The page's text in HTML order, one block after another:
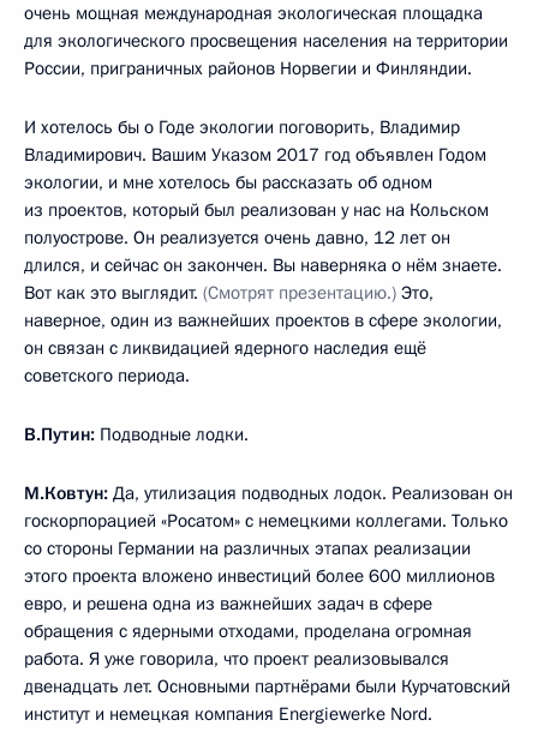
очень мощная международная экологическая площадка
для экологического просвещения населения на территории
России, приграничных районов Норвегии и Финляндии.
И хотелось бы о Годе экологии поговорить, Владимир
Владимирович. Вашим Указом 2017 год объявлен Годом
экологии, и мне хотелось бы рассказать об одном
из проектов, который был реализован у нас на Кольском
полуострове. Он реализуется очень давно, 12 лет он
длился, и сейчас он закончен. Вы наверняка о нём знаете.
Вот как это выглядит. (Смотрят презентацию.) Это,
наверное, один из важнейших проектов в сфере экологии,
он связан с ликвидацией ядерного наследия ещё
советского периода.
В.Путин: Подводные лодки.
М.Ковтун: Да, утилизация подводных лодок. Реализован он
госкорпорацией «Росатом» с немецкими коллегами. Только
со стороны Германии на различных этапах реализации
этого проекта вложено инвестиций более 600 миллионов
евро, и решена одна из важнейших задач в сфере
обращения с ядерными отходами, проделана огромная
работа. Я уже говорила, что проект реализовывался
двенадцать лет. Основными партнёрами были Курчатовский
институт и немецкая компания Energiewerke Nord.